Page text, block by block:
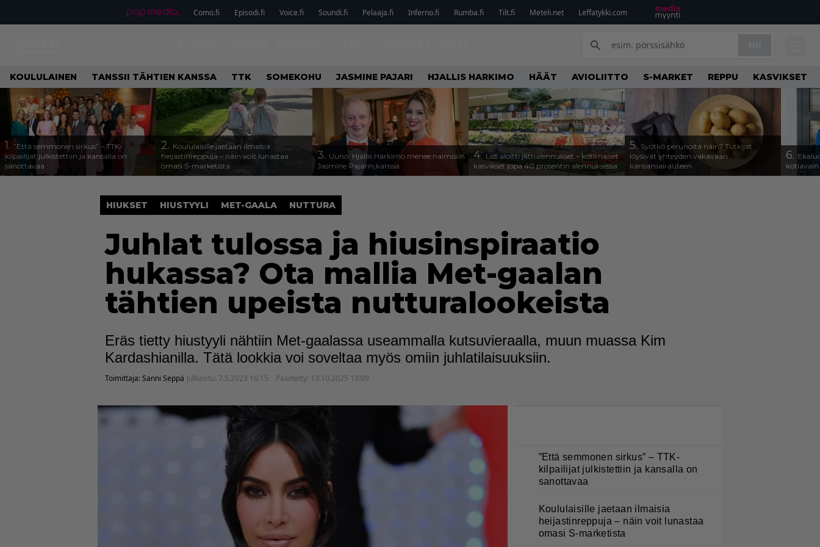
Como.fi Episodi.fi Voice.fi Soundi.fi Pelaaja.fi Inferno.fi Rumba.fi Tilt.fi Meteli.net Leffatykki.com
KOULULAINEN TANSSII TÄHTIEN KANSSA TTK SOMEKOHU JASMINE PAJARI HJALLIS HARKIMO HÄÄT AVIOLIITTO S-MARKET REPPU KASVIKSET
1. ”Että semmonen sirkus” – TTK-
kilpailijat julkistettiin ja kansalla on
sanottavaa
2. Koululaisille jaetaan ilmaisia
heijastinreppuja – näin voit lunastaa
omasi S-marketista
3. Uuno: Hjallis Harkimo menee naimisiin
Jasmine Pajarin kanssa
4. Lidl aloitti jättialennukset – kotimaiset
kasvikset jopa 40 prosentin alennuksessa
5. Syötkö perunoita näin? Tutkijat
löysivät yhteyden vakavaan
kansansairauteen
6.
kotiavain
HIUKSET HIUSTYYLI MET-GAALA NUTTURA
Juhlat tulossa ja hiusinspiraatio
hukassa? Ota mallia Met-gaalan
tähtien upeista nutturalookeista
Eräs tietty hiustyyli nähtiin Met-gaalassa useammalla kutsuvieraalla, muun muassa Kim
Kardashianilla. Tätä lookkia voi soveltaa myös omiin juhlatilaisuuksiin.
Toimittaja:Sanni Seppä Julkaistu: 7.5.2023 16:15 Päivitetty: 13.10.2025 13:09
”Että semmonen sirkus” – TTK-
kilpailijat julkistettiin ja kansalla on
sanottavaa
Koululaisille jaetaan ilmaisia
heijastinreppuja – näin voit lunastaa
omasi S-marketista